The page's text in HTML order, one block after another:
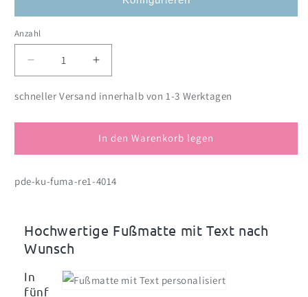
Anzahl
Anzahl
Verringere
die
Menge
Hi
mit
und
verschieden
Farben
Erhöhe
die
Menge
Hi
Fußmatte
mit
und
verschieden
Farben
schneller Versand innerhalb von 1-3 Werktagen
In den Warenkorb legen
pde-ku-fuma-re1-4014
Hochwertige Fußmatte mit Text nach
Wunsch
In
fünf